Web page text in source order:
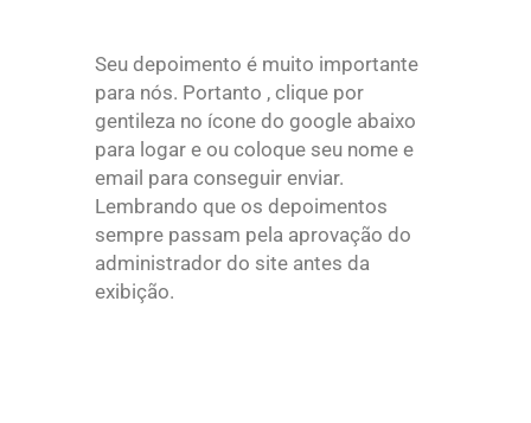
Seu depoimento é muito importante
para nós. Portanto , clique por
gentileza no ícone do google abaixo
para logar e ou coloque seu nome e
email para conseguir enviar.
Lembrando que os depoimentos
sempre passam pela aprovação do
administrador do site antes da
exibição.